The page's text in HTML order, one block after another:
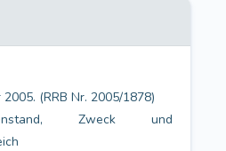
(RRB Nr. 2005/1878)
Zweck und